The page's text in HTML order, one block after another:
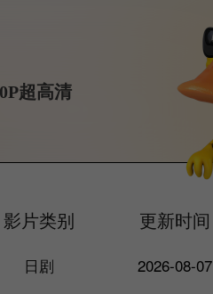
超高清
影片类别 更新时间
日剧 2026-08-07